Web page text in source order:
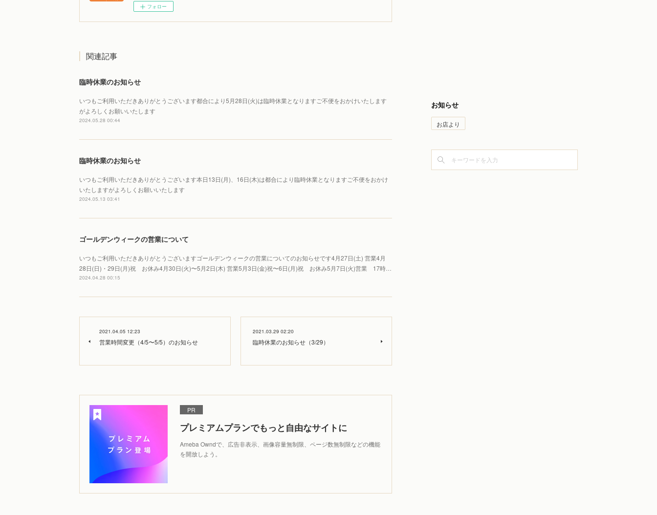
フォロー
関連記事
臨時休業のお知らせ
いつもご利用いただきありがとうございます都合により5月28日(火)は臨時休業となりますご不便をおかけいたします
がよろしくお願いいたします
2024.05.28 00:44
臨時休業のお知らせ
いつもご利用いただきありがとうございます本日13日(月)、16日(木)は都合により臨時休業となりますご不便をおかけ
いたしますがよろしくお願いいたします
2024.05.13 03:41
ゴールデンウィークの営業について
いつもご利用いただきありがとうございますゴールデンウィークの営業についてのお知らせです4月27日(土) 営業4月
28日(日)・29日(月)祝 お休み4月30日(火)〜5月2日(木) 営業5月3日(金)祝〜6日(月)祝 お休み5月7日(火)営業 17時…
2024.04.28 00:15
2021.04.05 12:23
営業時間変更（4/5〜5/5）のお知らせ
2021.03.29 02:20
臨時休業のお知らせ（3/29）
PR
プレミアムプランでもっと自由なサイトに
Ameba Owndで、広告非表示、画像容量無制限、ページ数無制限などの機能
を開放しよう。
お知らせ
お店より